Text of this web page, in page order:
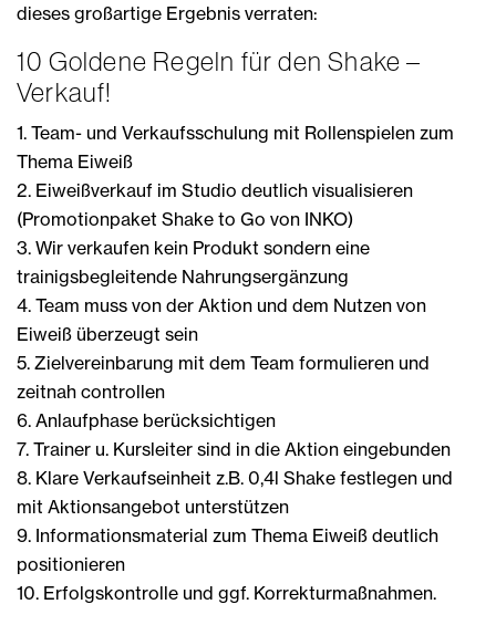
dieses großartige Ergebnis verraten:
10 Goldene Regeln für den Shake –
Verkauf!
1. Team- und Verkaufsschulung mit Rollenspielen zum
Thema Eiweiß
2. Eiweißverkauf im Studio deutlich visualisieren
(Promotionpaket Shake to Go von INKO)
3. Wir verkaufen kein Produkt sondern eine
trainigsbegleitende Nahrungsergänzung
4. Team muss von der Aktion und dem Nutzen von
Eiweiß überzeugt sein
5. Zielvereinbarung mit dem Team formulieren und
zeitnah controllen
6. Anlaufphase berücksichtigen
7. Trainer u. Kursleiter sind in die Aktion eingebunden
8. Klare Verkaufseinheit z.B. 0,4l Shake festlegen und
mit Aktionsangebot unterstützen
9. Informationsmaterial zum Thema Eiweiß deutlich
positionieren
10. Erfolgskontrolle und ggf. Korrekturmaßnahmen.